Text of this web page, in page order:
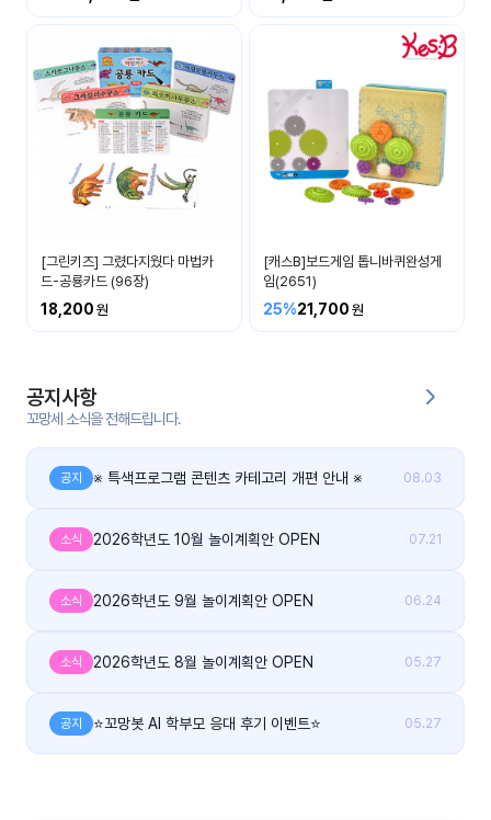
사항
이벤
트
들의
이야
후기
게시
판
그
[그린키즈] 그렸다지웠다 마법카
드-공룡카드 (96장)
18,200
[캐스B]보드게임 톱니바퀴완성게
임(2651)
25%21,700
공지사항
꼬망세 소식을 전해드립니다.
공지 ※ 특색프로그램 콘텐츠 카테고리 개편 안내 ※ 08.03
소식 2026학년도 10월 놀이계획안 OPEN 07.21
소식 2026학년도 9월 놀이계획안 OPEN 06.24
소식 2026학년도 8월 놀이계획안 OPEN 05.27
공지 ⭐꼬망봇 AI 학부모 응대 후기 이벤트⭐ 05.27